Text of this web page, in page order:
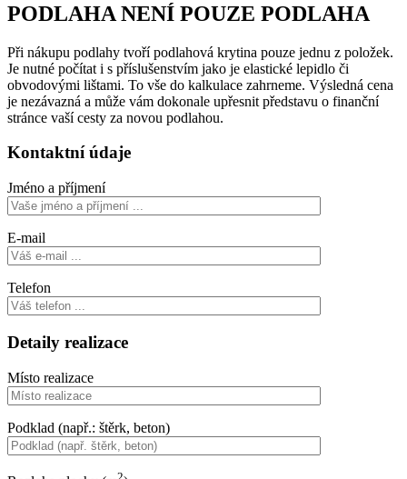
PODLAHA NENÍ POUZE PODLAHA
Při nákupu podlahy tvoří podlahová krytina pouze jednu z položek.
Je nutné počítat i s příslušenstvím jako je elastické lepidlo či
obvodovými lištami. To vše do kalkulace zahrneme. Výsledná cena
je nezávazná a může vám dokonale upřesnit představu o finanční
stránce vaší cesty za novou podlahou.
Kontaktní údaje
Jméno a příjmení
E-mail
Telefon
Detaily realizace
Místo realizace
Podklad (např.: štěrk, beton)